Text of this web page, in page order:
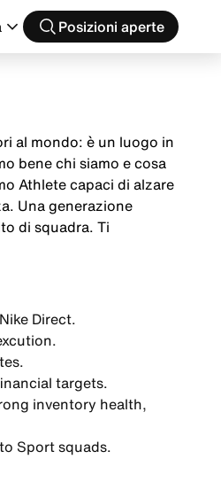
Posizioni aperte
al mondo: è un luogo in
bene chi siamo e cosa
Athlete capaci di alzare
Una generazione
di squadra. Ti
Direct.
targets.
inventory health,
Sport squads.